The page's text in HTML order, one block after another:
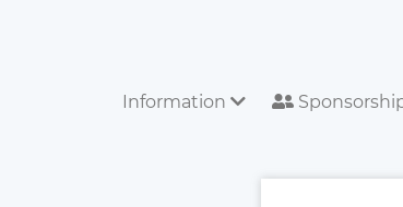
Information